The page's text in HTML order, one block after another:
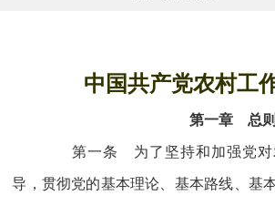
中国共产党农村工
第一章 总则
第一条 为了坚持和加强党对
导，贯彻党的基本理论、基本路线、基